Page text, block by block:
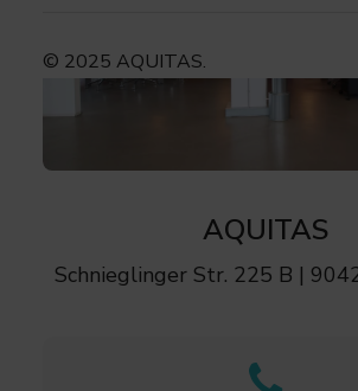
© 2025 AQUITAS.
AQUITAS
Schnieglinger Str. 225 B |